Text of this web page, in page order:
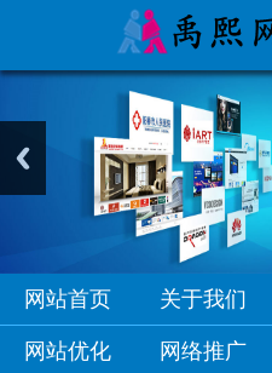
网站首页 关于我们
网站优化 网络推广